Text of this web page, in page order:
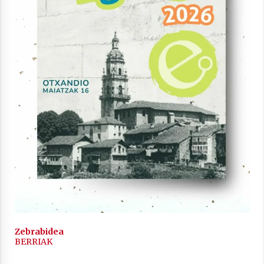
2021/11/25
Mahai-ingurua: irratia, podcastak
eta ondoren zer?
2021/11/12
Arrosaren IX. Topaketak – Mila
esker guztioi!
Zebrabidea
BERRIAK